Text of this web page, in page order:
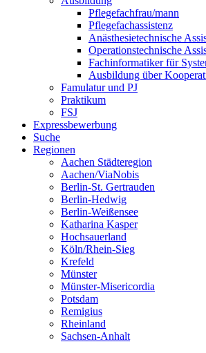
Pflegefachfrau/mann
Pflegefachassistenz
Anästhesietechnische
Operationstechnische
Fachinformatiker für
Ausbildung über
Famulatur und PJ
Praktikum
FSJ
Expressbewerbung
Suche
Regionen
Aachen Städteregion
Aachen/ViaNobis
Berlin-St. Gertrauden
Berlin-Hedwig
Berlin-Weißensee
Katharina Kasper
Hochsauerland
Köln/Rhein-Sieg
Krefeld
Münster
Münster-Misericordia
Potsdam
Remigius
Rheinland
Sachsen-Anhalt